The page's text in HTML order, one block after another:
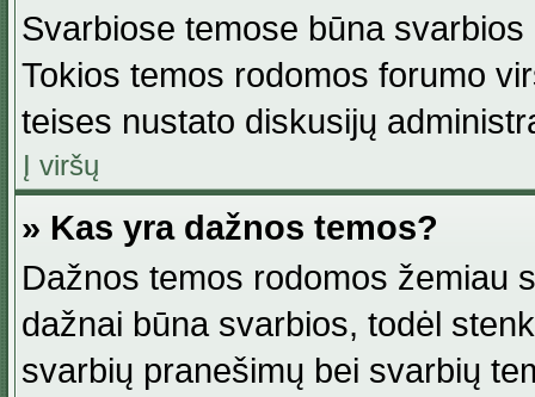
Svarbiose temose būna
Tokios temos rodomos forumo
teises nustato diskusijų
Į viršų
» Kas yra dažnos temos?
Dažnos temos rodomos žemiau
dažnai būna svarbios, todėl
svarbių pranešimų bei svarbių